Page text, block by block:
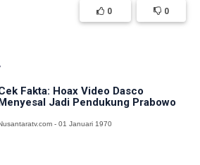
0 0
Fakta: Hoax Video Dasco
Menyesal Jadi Pendukung Prabowo
- 01 Januari 1970